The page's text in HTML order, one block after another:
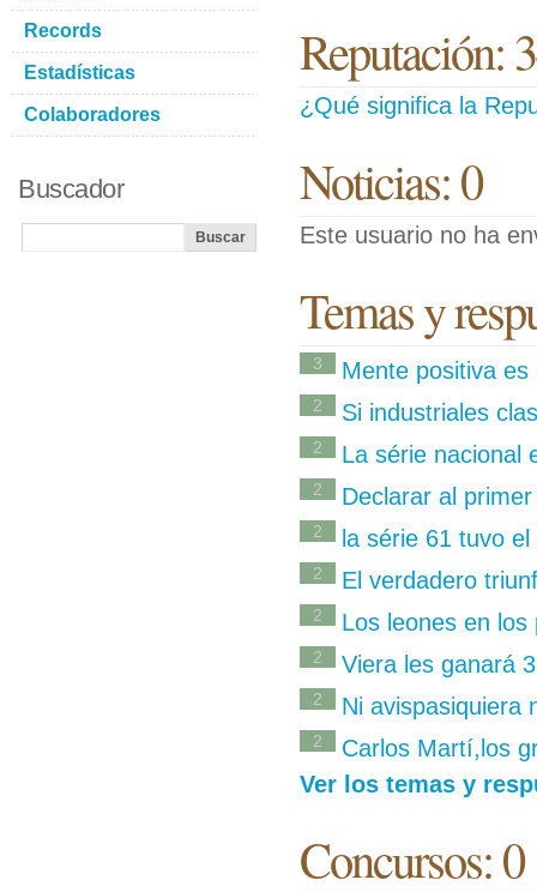
Reputación:
¿Qué significa la
Noticias: 0
Este usuario no ha
Temas y
3 Mente positiva
2 Si industriales
2 La série nacional
2 Declarar al
2 la série 61 tuvo
2 El verdadero
2 Los leones en
2 Viera les ganará
2 Ni avispasiquiera
2
Carlos Martí,los
Ver los temas y
Concursos: 0
Records
Estadísticas
Colaboradores
Buscador